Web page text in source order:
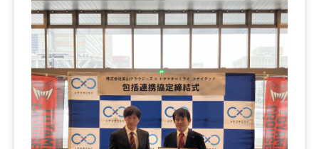
お知らせ
オフィシャルアカウント
エムプラスカード
インフォメーション
営業時間
ショップ求人情報
出店のお問い合せ
会社概要
サイトマップ